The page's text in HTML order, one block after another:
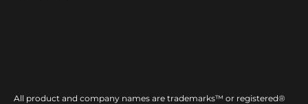
All product and company names are trademarks™ or registered®